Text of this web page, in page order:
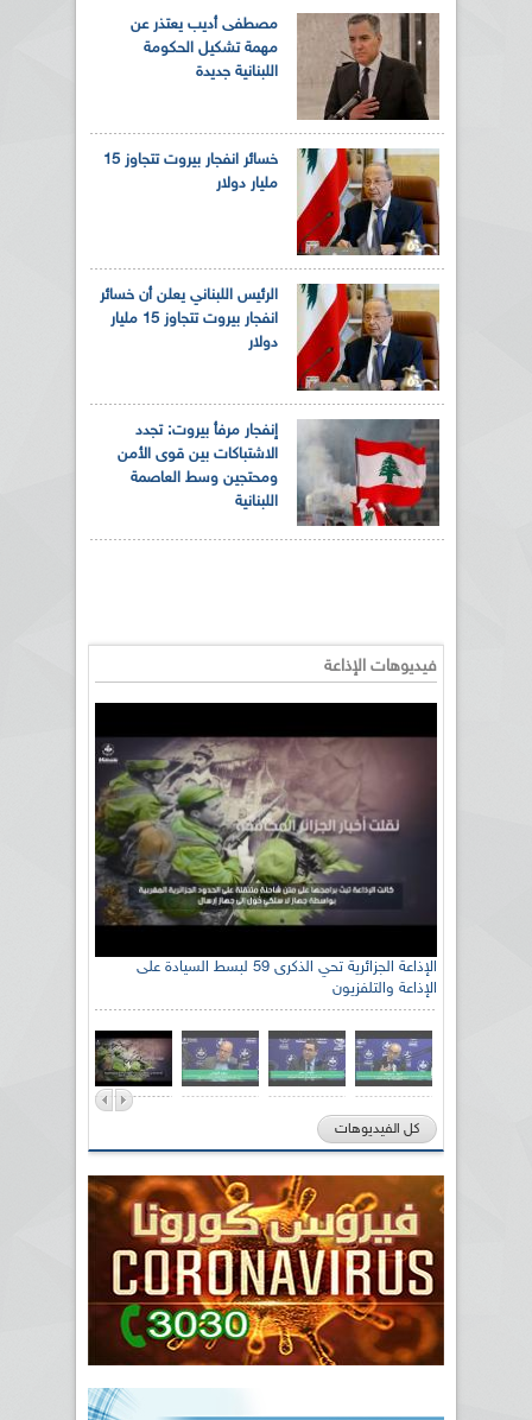
مصطفى أديب يعتذر عن
مهمة تشكيل الحكومة
اللبنانية جديدة
خسائر انفجار بيروت تتجاوز 15
مليار دولار
الرئيس اللبناني يعلن أن خسائر
انفجار بيروت تتجاوز 15 مليار
دولار
إنفجار مرفأ بيروت: تجدد
الاشتباكات بين قوى الأمن
ومحتجين وسط العاصمة
اللبنانية
فيديوهات الإذاعة
الإذاعة الجزائرية تحي الذكرى 59 لبسط السيادة على
الإذاعة والتلفزيون
كل الفيديوهات